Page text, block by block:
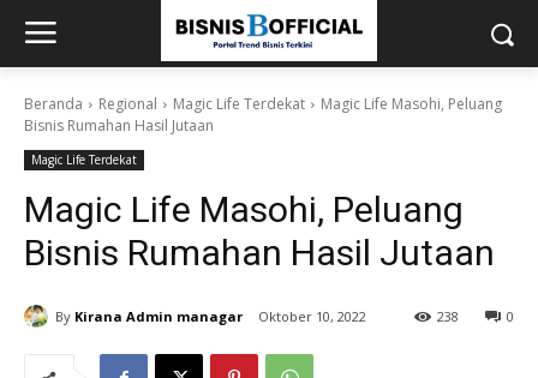
Beranda Regional Magic Life Terdekat
Magic Life Masohi, Peluang
Bisnis Rumahan Hasil Jutaan
Magic Life Terdekat
Magic Life Masohi, Peluang
Bisnis Rumahan Hasil Jutaan
By Kirana Admin managar Oktober 10, 2022 0
238